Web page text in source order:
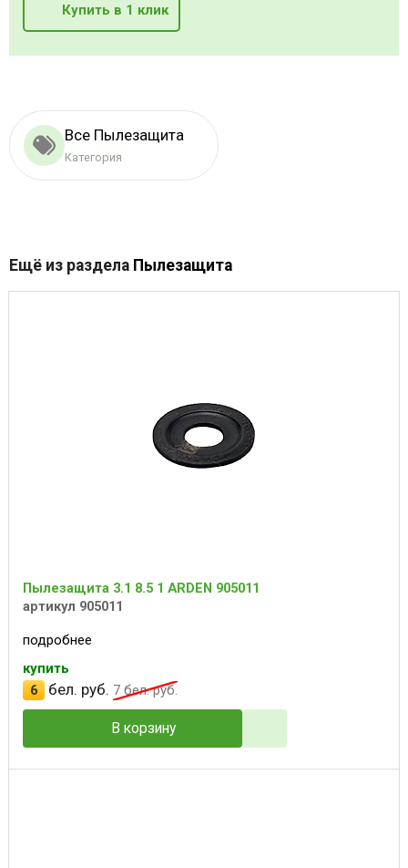
Купить в 1 клик
Все Пылезащита
Категория
Ещё из раздела Пылезащита
Пылезащита 3.1 8.5 1 ARDEN 905011
артикул 905011
подробнее
купить
6
бел. руб. 7 бел. руб.
В корзину